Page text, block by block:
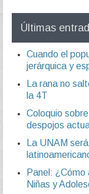
Últimas
Cuando el
jerárquica y
La rana no
la 4T
Coloquio
despojos
La UNAM
Panel:
Niñas y